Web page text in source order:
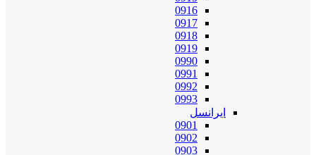
0916
0917
0918
0919
0990
0991
0992
0993
ایرانسل
0901
0902
0903